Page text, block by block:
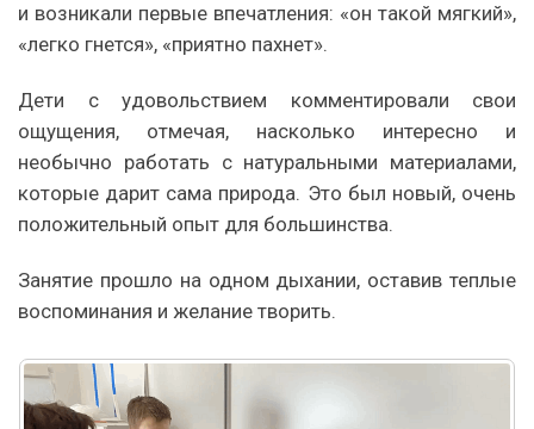
и возникали первые впечатления: «он такой мягкий»,
«легко гнется», «приятно пахнет».
Дети с удовольствием комментировали свои
ощущения, отмечая, насколько интересно и
необычно работать с натуральными материалами,
которые дарит сама природа. Это был новый, очень
положительный опыт для большинства.
Занятие прошло на одном дыхании, оставив теплые
воспоминания и желание творить.